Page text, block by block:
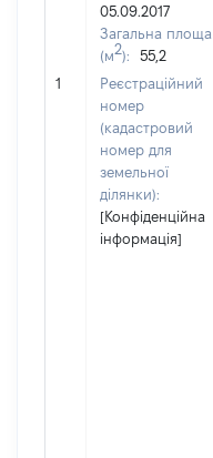
1
05.09.2017
Загальна площа
(м2):
55,2
Реєстраційний
номер
(кадастровий
номер для
земельної
ділянки):
[Конфіденційна
інформація]